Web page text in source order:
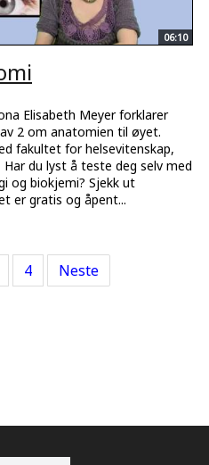
06:10
Elisabeth Meyer forklarer
2 om anatomien til øyet.
fakultet for helsevitenskap,
du lyst å teste deg selv med
og biokjemi? Sjekk ut
er gratis og åpent...
4 Neste